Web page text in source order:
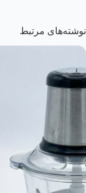
نوشته‌های مرتبط